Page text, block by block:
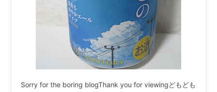
Sorry for the boring blogThank you for viewingどもども